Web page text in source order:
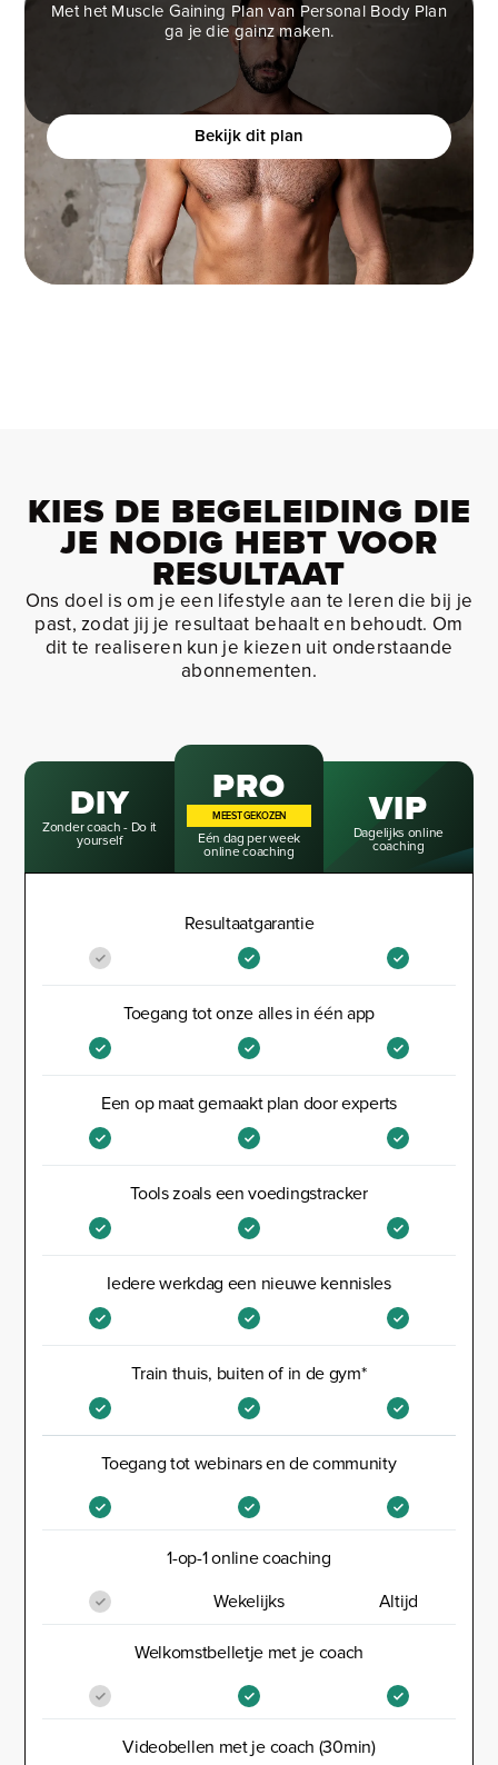
MUSCLE GAINING PLAN
Ben jij een man die graag spiermassa op wilt
bouwen, maar het moeilijk vindt om dit te realiseren?
Bekijk dit plan
Met het Muscle Gaining Plan van Personal Body Plan
ga je die gainz maken.
KIES DE BEGELEIDING DIE
JE NODIG HEBT VOOR
RESULTAAT
Ons doel is om je een lifestyle aan te leren die bij je
past, zodat jij je resultaat behaalt en behoudt. Om
dit te realiseren kun je kiezen uit onderstaande
abonnementen.
DIY
Zonder coach - Do it
yourself
PRO
MEEST GEKOZEN
Eén dag per week
online coaching
VIP
Dagelijks online
coaching
Toegang tot onze alles in één app
Resultaatgarantie
Een op maat gemaakt plan door experts
Tools zoals een voedingstracker
Iedere werkdag een nieuwe kennisles
Train thuis, buiten of in de gym*
Toegang tot webinars en de community
Welkomstbelletje met je coach
1-op-1 online coaching
Videobellen met je coach (30min)
Wekelijks Altijd